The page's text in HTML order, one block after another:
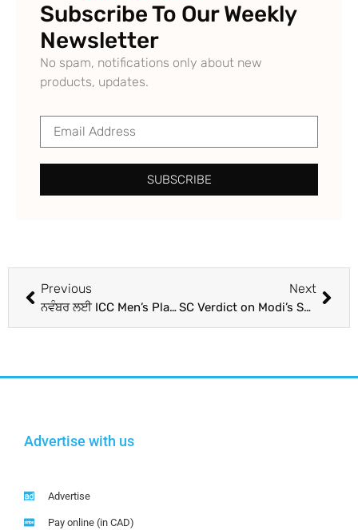
Subscribe To Our Weekly
Newsletter
No spam, notifications only about new
products, updates.
SUBSCRIBE
Previous
ਨਵੰਬਰ ਲਈ ICC Men’s Player of the Month ਜੇਤੂ ਦਾ ਐਲਾਨ, ਇਸ ਕੰਗਾਰੂ ਬੱਲੇਬਾਜ਼ ਨੂੰ ਮਿਲਿਆ ਤਾਜ, ਇਸ ਭਾਰਤੀ ਨੂੰ ਛੱਡਿਆ ਪਿੱਛੇ
Next
SC Verdict on Modi’s Schemes: 9 ਸਾਲ ਤੇ ਮੋਦੀ ਸਰਕਾਰ ਦੇ 9 ਵੱਡੇ ਫੈਸਲੇ, ਧਾਰਾ 370 ਤੋਂ ਪਹਿਲਾਂ ਵੀ ਇਨ੍ਹਾਂ ਮਾਮਲਿਆਂ ‘ਤੇ ਲੱਗੀ ‘ਸੁਪਰੀਮ’ ਮੋਹਰ
Advertise with us
Advertise
Pay online (in CAD)